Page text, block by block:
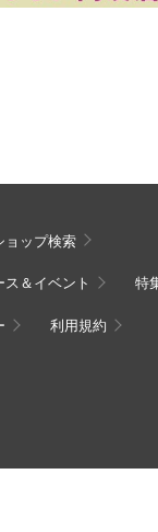
ョップ検索
ス＆イベント 特
利用規約